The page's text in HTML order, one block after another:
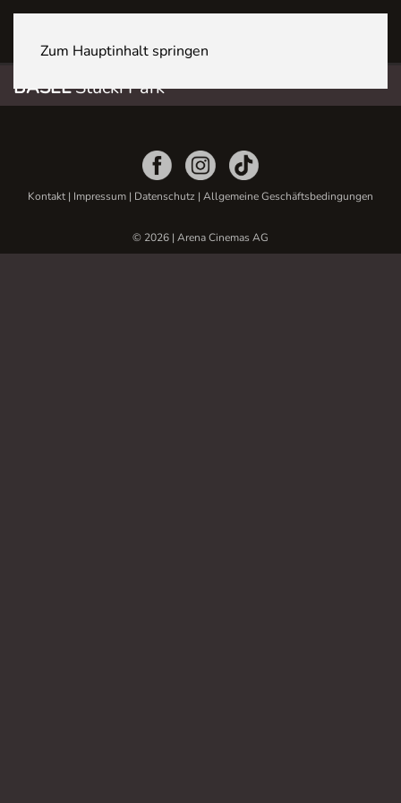
Zum Hauptinhalt springen
BASELStücki Park
Kontakt| Impressum | Datenschutz | Allgemeine Geschäftsbedingungen
© 2026 | Arena Cinemas AG